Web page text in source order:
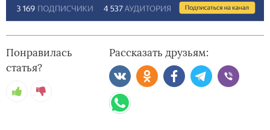
Понравилась
статья?
Рассказать друзьям: